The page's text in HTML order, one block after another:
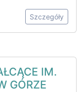
Szczegóły
IM.
GÓRZE